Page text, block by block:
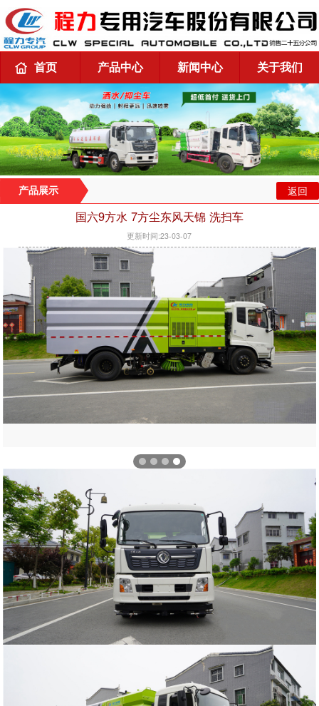
首页 产品中心 新闻中心 关于我们
产品展示 返回
国六9方水 7方尘东风天锦 洗扫车
更新时间:23-03-07